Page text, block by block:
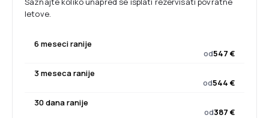
letove.
6 meseci ranije
od547 €
3 meseca ranije
od544 €
30 dana ranije
od387 €